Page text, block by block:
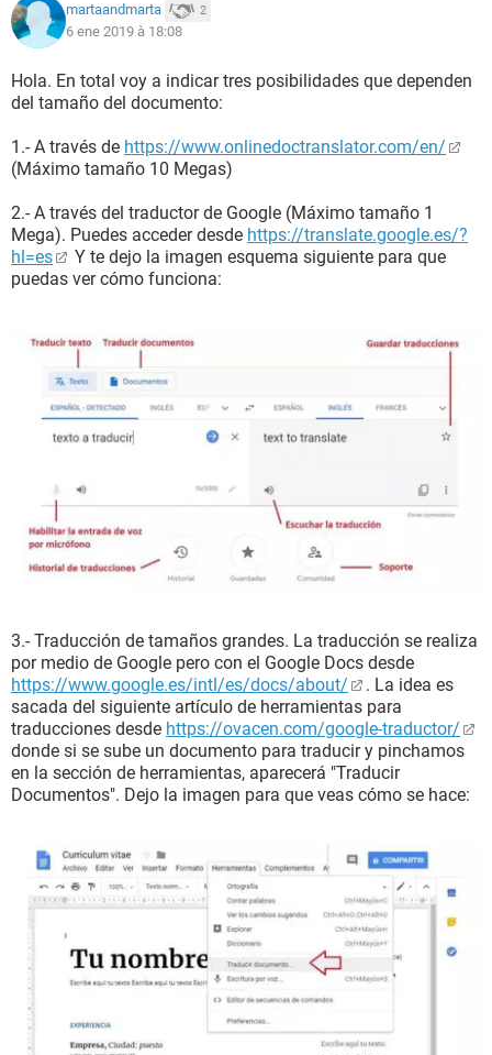
martaandmarta 2
6 ene 2019 à 18:08
Hola. En total voy a indicar tres posibilidades que dependen
del tamaño del documento:
1.- A través de https://www.onlinedoctranslator.com/en/
(Máximo tamaño 10 Megas)
2.- A través del traductor de Google (Máximo tamaño 1
Mega). Puedes acceder desde https://translate.google.es/?
hl=es
Y te dejo la imagen esquema siguiente para que
puedas ver cómo funciona:
3.- Traducción de tamaños grandes. La traducción se realiza
por medio de Google pero con el Google Docs desde
https://www.google.es/intl/es/docs/about/
. La idea es
sacada del siguiente artículo de herramientas para
traducciones desde https://ovacen.com/google-traductor/
donde si se sube un documento para traducir y pinchamos
en la sección de herramientas, aparecerá "Traducir
Documentos". Dejo la imagen para que veas cómo se hace: